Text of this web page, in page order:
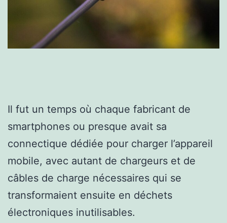
Il fut un temps où chaque fabricant de
smartphones ou presque avait sa
connectique dédiée pour charger l’appareil
mobile, avec autant de chargeurs et de
câbles de charge nécessaires qui se
transformaient ensuite en déchets
électroniques inutilisables.